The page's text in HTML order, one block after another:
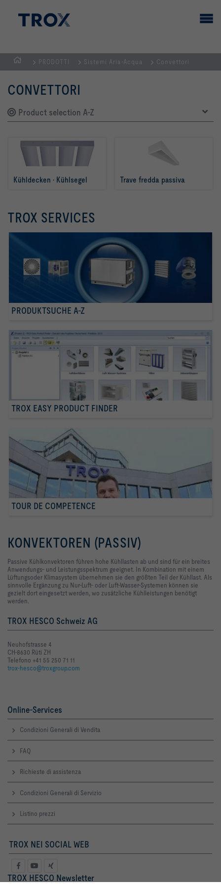
Home
PRODOTTI Sistemi Aria-Acqua Convettori
CONVETTORI
Product selection A-Z
Kühldecken · Kühlsegel Trave fredda passiva
TROX SERVICES
PRODUKTSUCHE A-Z
TROX EASY PRODUCT FINDER
TOUR DE COMPETENCE
KONVEKTOREN (PASSIV)
Passive Kühlkonvektoren führen hohe Kühllasten ab und sind für ein breites
Anwendungs- und Leistungsspektrum geeignet. In Kombination mit einem
Lüftungsoder Klimasystem übernehmen sie den größten Teil der Kühllast. Als
sinnvolle Ergänzung zu Nur-Luft- oder Luft-Wasser-Systemen können sie
gezielt dort eingesetzt werden, wo zusätzliche Kühlleistungen benötigt
werden.
TROX HESCO Schweiz AG
Neuhofstrasse 4
CH-8630 Rüti ZH
Telefono +41 55 250 71 11
trox-hesco@troxgroup.com
Online-Services
Condizioni Generali di Vendita
FAQ
Richieste di assistenza
Condizioni Generali di Servizio
Listino prezzi
TROX NEI SOCIAL WEB
TROX HESCO Newsletter